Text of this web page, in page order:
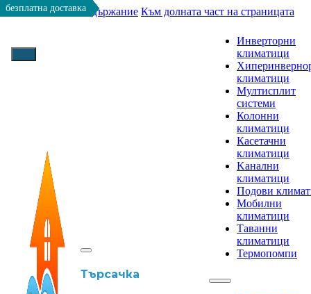
Към основното съдържание Към долната част на страницата
Търсачка
Инверторни
климатици
климатици
Мултисплит
системи
Колонни
климатици
Касетачни
климатици
Kанални
климатици
Подови
Мобилни
климатици
Таванни
климатици
Термопомпи
безплатна доставка
безплатна доставка
безплатна доставка
безплатна доставка
безплатна доставка
безплатна доставка
безплатна доставка
безплатна доставка